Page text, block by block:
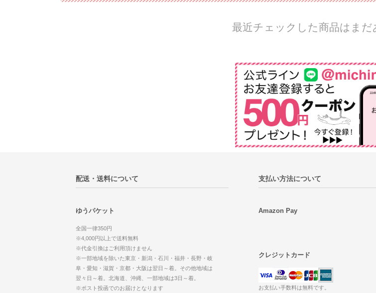
最近チェックした商品はまだ
配送・送料について
ゆうパケット
全国一律350円
※4,000円以上で送料無料
※代金引換はご利用頂けません
※一部地域を除いた東京・新潟・石川・福井・長野・岐
阜・愛知・滋賀・京都・大阪は翌日～着。その他地域は
翌々日～着。北海道、沖縄、一部地域は3日～着。
※ポスト投函でのお届けとなります
支払い方法について
Amazon Pay
クレジットカード
お支払い手数料は無料です。